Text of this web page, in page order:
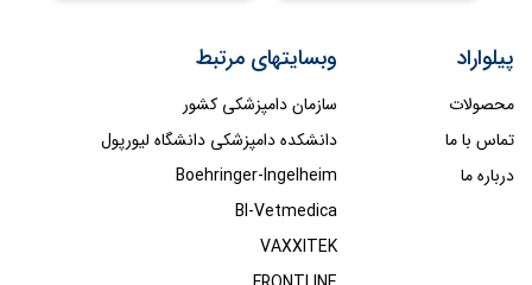
پیلواراد
محصولات
تماس با ما
درباره ما
وبسایتهای مرتبط
سازمان دامپزشکی کشور
دانشکده دامپزشکی دانشگاه لیورپول
Boehringer-Ingelheim
BI-Vetmedica
VAXXITEK